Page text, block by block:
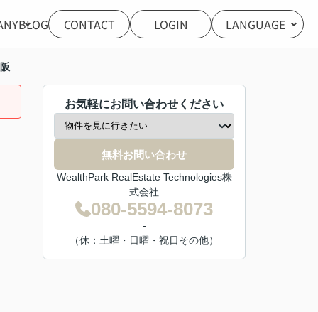
BLOG CONTACT LOGIN LANGUAGE
お気軽にお問い合わせください
無料お問い合わせ
WealthPark RealEstate Technologies株
式会社
080-5594-8073
-
（休：土曜・日曜・祝日その他）